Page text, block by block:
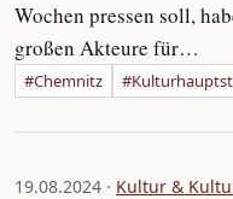
Wochen pressen soll,
großen Akteure für…
#Chemnitz
19.08.2024 · Kultur &